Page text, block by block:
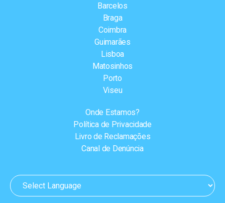
Barcelos
Braga
Coimbra
Guimarães
Lisboa
Matosinhos
Porto
Viseu
Onde Estamos?
Política de Privacidade
Livro de Reclamações
Canal de Denúncia